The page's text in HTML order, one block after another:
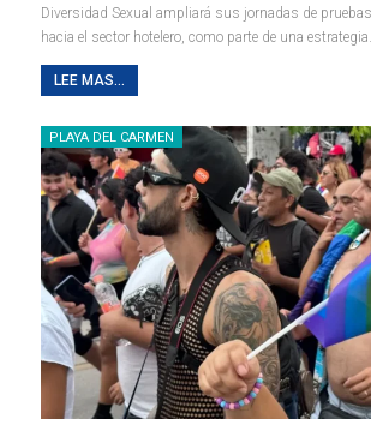
Diversidad Sexual ampliará sus jornadas de
hacia el sector hotelero, como parte de una estrategia
LEE MAS...
PLAYA DEL CARMEN